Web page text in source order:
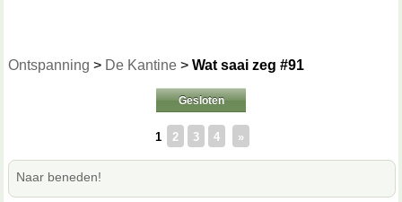
Ontspanning > De Kantine > Wat saai zeg #91
Gesloten
1 2 3 4 »
Naar beneden!